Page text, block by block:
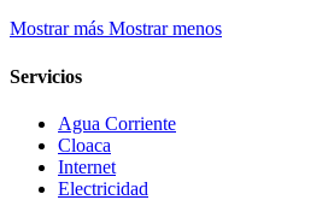
Mostrar más Mostrar menos
Servicios
Agua Corriente
Cloaca
Internet
Electricidad